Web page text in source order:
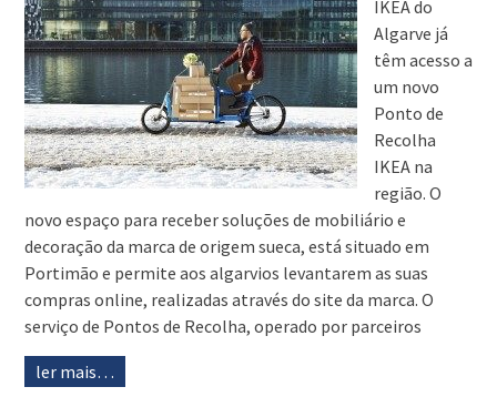
IKEA do
Algarve já
têm acesso a
um novo
Ponto de
Recolha
IKEA na
região. O
novo espaço para receber soluções de mobiliário e
decoração da marca de origem sueca, está situado em
Portimão e permite aos algarvios levantarem as suas
compras online, realizadas através do site da marca. O
serviço de Pontos de Recolha, operado por parceiros
ler mais…